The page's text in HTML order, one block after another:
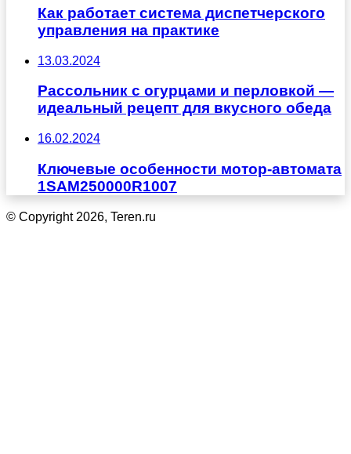
Как работает система диспетчерского
управления на практике
13.03.2024
Рассольник с огурцами и перловкой —
идеальный рецепт для вкусного обеда
16.02.2024
Ключевые особенности мотор-автомата
1SAM250000R1007
© Copyright 2026, Teren.ru